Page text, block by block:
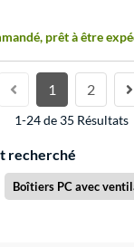
prêt à être
1 2
1-24 de 35 Résultats
recherché
Boîtiers PC avec